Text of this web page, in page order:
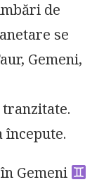
SĂ
NE
NOUĂ
MAI!
de
se
Gemeni,
începute.
Gemeni